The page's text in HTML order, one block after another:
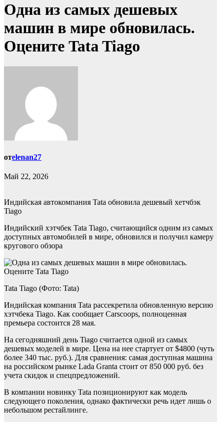
Одна из самых дешевых
машин в мире обновилась.
Оцените Tata Tiago
отelenan27
Май 22, 2026
Индийская автокомпания Tata обновила дешевый хетчбэк
Tiago
Индийский хэтчбек Tata Tiago, считающийся одним из самых
доступных автомобилей в мире, обновился и получил камеру
кругового обзора
Tata Tiago (Фото: Tata)
Индийская компания Tata рассекретила обновленную версию
хэтчбека Tiago. Как сообщает Carscoops, полноценная
премьера состоится 28 мая.
На сегодняшний день Tiago считаетcя одной из самых
дешевых моделей в мире. Цена на нее стартует от $4800 (чуть
более 340 тыс. руб.). Для сравнения: самая доступная машина
на российском рынке Lada Granta стоит от 850 000 руб. без
учета скидок и спецпредложений.
В компании новинку Tata позиционируют как модель
следующего поколения, однако фактически речь идет лишь о
небольшом рестайлинге.